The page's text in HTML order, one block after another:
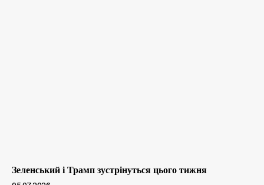
Зеленський і Трамп зустрінуться цього тижня